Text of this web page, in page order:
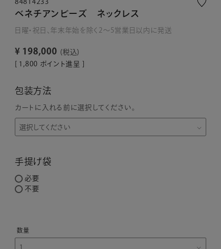
84814233
ベネチアンビーズ ネックレス
日曜・祝日、年末年始を除く2～5営業日以内に発送
¥ 198,000
税込
1,800 ポイント進呈 ]
包装方法
カートに入れる前に選択してください。
手提げ袋
必要
不要